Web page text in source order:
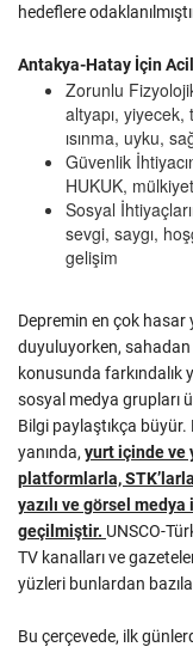
hedeflere
Antakya-Hatay İçin
Zorunlu
altyapı, yiyecek,
ısınma, uyku,
Güvenlik
HUKUK,
Sosyal
sevgi, saygı,
gelişim
Depremin en çok hasar
duyuluyorken, sahadan
konusunda
sosyal medya grupları
Bilgi paylaştıkça büyür.
yanında, yurt içinde ve
platformlarla,
yazılı ve görsel
geçilmiştir. UNSCO-
TV kanalları ve
yüzleri bunlardan
Bu çerçevede, ilk